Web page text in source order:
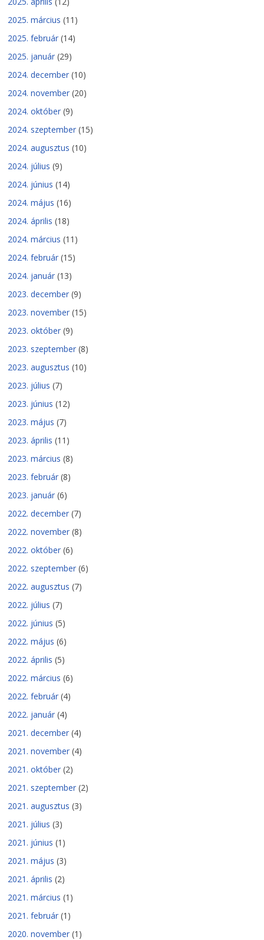
2025. március (11)
2025. február (14)
2025. január (29)
2024. december (10)
2024. november (20)
2024. október (9)
2024. szeptember (15)
2024. augusztus (10)
2024. július (9)
2024. június (14)
2024. május (16)
2024. április (18)
2024. március (11)
2024. február (15)
2024. január (13)
2023. december (9)
2023. november (15)
2023. október (9)
2023. szeptember (8)
2023. augusztus (10)
2023. július (7)
2023. június (12)
2023. május (7)
2023. április (11)
2023. március (8)
2023. február (8)
2023. január (6)
2022. december (7)
2022. november (8)
2022. október (6)
2022. szeptember (6)
2022. augusztus (7)
2022. július (7)
2022. június (5)
2022. május (6)
2022. április (5)
2022. március (6)
2022. február (4)
2022. január (4)
2021. december (4)
2021. november (4)
2021. október (2)
2021. szeptember (2)
2021. augusztus (3)
2021. július (3)
2021. június (1)
2021. május (3)
2021. április (2)
2021. március (1)
2021. február (1)
2020. november (1)